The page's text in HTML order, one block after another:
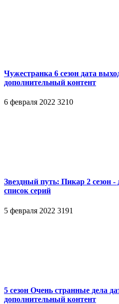
Чужестранка 6 сезон дата
дополнительный контент
6 февраля 2022 3210
Звездный путь: Пикар 2 сезон -
список серий
5 февраля 2022 3191
5 сезон Очень странные дела
дополнительный контент